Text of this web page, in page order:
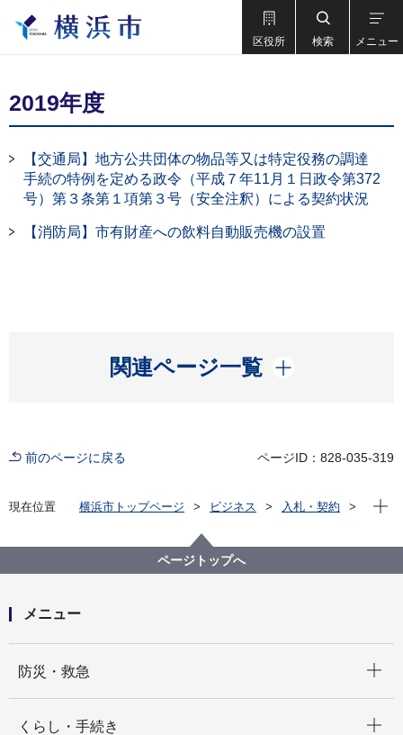
区役所 検索 メニュー
2019年度
【交通局】地方公共団体の物品等又は特定役務の調達
手続の特例を定める政令（平成７年11月１日政令第372
号）第３条第１項第３号（安全注釈）による契約状況
【消防局】市有財産への飲料自動販売機の設置
関連ページ一覧
開く
前のページに戻る ページID：828-035-319
現在位置 横浜市トップページ ビジネス
入札・契約
現在
ページトップへ
メニュー
防災・救急
くらし・手続き